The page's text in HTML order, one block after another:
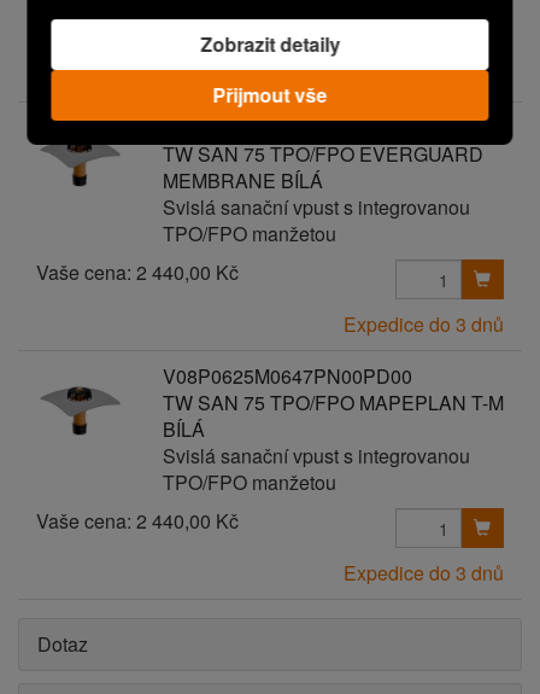
Zobrazit detaily
Přijmout vše
Vaše cena:3 040,00 Kč
Expedice do 3 dnů
V08P0625M0642PN00PD00
TW SAN 75 TPO/FPO EVERGUARD
MEMBRANE BÍLÁ
Svislá sanační vpust s integrovanou
TPO/FPO manžetou
Vaše cena: 2 440,00 Kč
Expedice do 3 dnů
V08P0625M0647PN00PD00
TW SAN 75 TPO/FPO MAPEPLAN T-M
BÍLÁ
Svislá sanační vpust s integrovanou
TPO/FPO manžetou
Vaše cena: 2 440,00 Kč
Expedice do 3 dnů
Dotaz